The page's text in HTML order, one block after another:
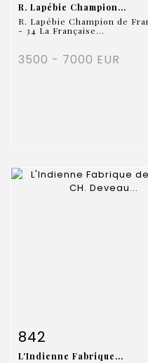
R. Lapébie Champion...
R. Lapébie Champion de
- 34 La Française...
3500 - 7000 EUR
Fiche détaillée
842
L'Indienne Fabrique...